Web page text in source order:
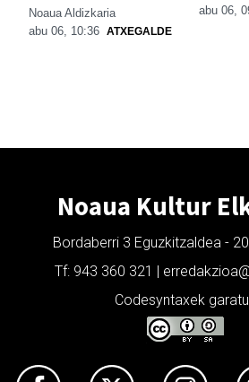
Noaua Aldizkaria
abu 06, 10:36 ATXEGALDE
abu 06,
Noaua Kultur
Bordaberri 3 Eguzkitzaldea -
Tf: 943 360 321 |
Codesyntaxek